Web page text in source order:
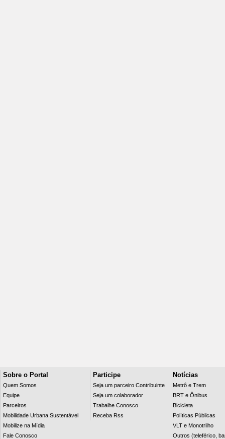
Sobre o Portal
Quem Somos
Equipe
Parceiros
Mobilidade Urbana Sustentável
Mobilize na Mídia
Fale Conosco
Participe
Seja um parceiro Contribuinte
Seja um colaborador
Trabalhe Conosco
Receba Rss
Notícias
Metrô e Trem
BRT e Ônibus
Bicicleta
Políticas Públicas
VLT e Monotrilho
Outros (teleférico,